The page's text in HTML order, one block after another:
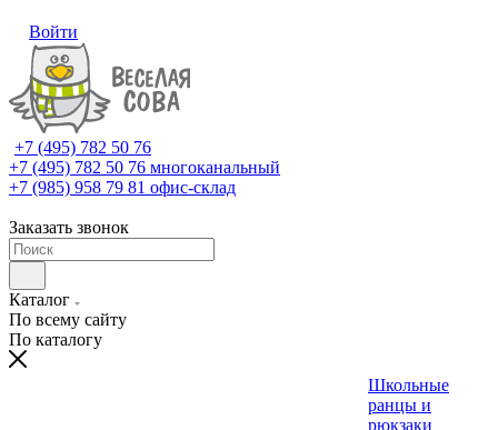
Войти
+7 (495) 782 50 76
+7 (495) 782 50 76 многоканальный
+7 (985) 958 79 81 офис-склад
Заказать звонок
Каталог
По всему сайту
По каталогу
Школьные
ранцы и
рюкзаки